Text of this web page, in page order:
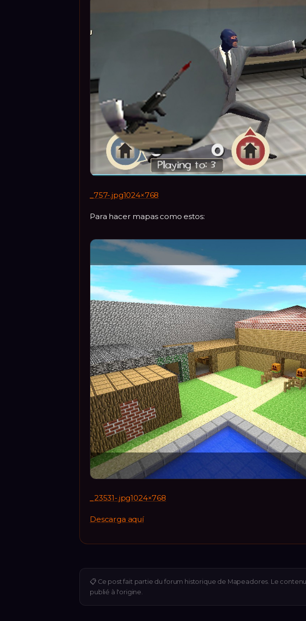
_757-.jpg1024×768
Para hacer mapas como estos:
_23531-.jpg1024×768
Descarga aquí
📋 Ce post fait partie du forum historique de Mapeadores. Le
publié à l'origine.